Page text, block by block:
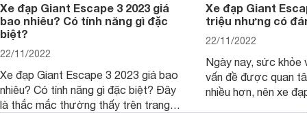
Xe đạp Giant Escape 3 2023 giá
bao nhiêu? Có tính năng gì đặc
biệt?
22/11/2022
Xe đạp Giant Escape 3 2023 giá bao
nhiêu? Có tính năng gì đặc biệt? Đây
là thắc mắc thường thấy trên trang
Xe đạp Giant
triệu nhưng có
22/11/2022
Ngày nay, sức khỏe
vấn đề được quan
nhiều hơn, nên xe